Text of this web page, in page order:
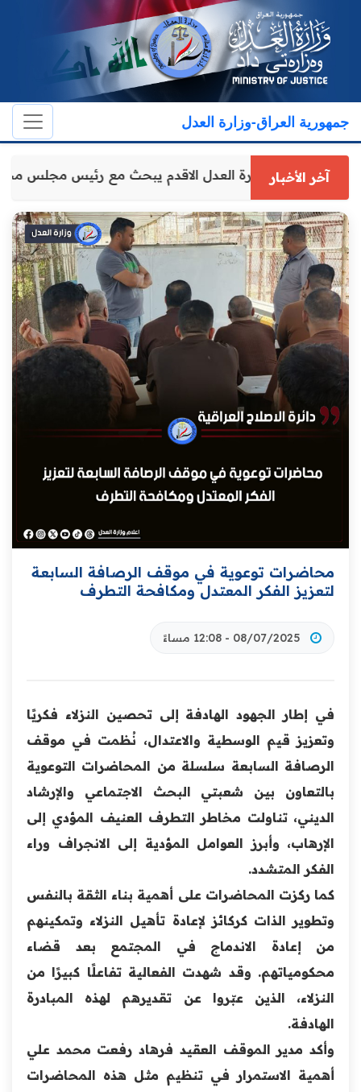
جمهورية العراق-وزارة العدل
آخر الأخباروكيل وزارة العدل الاقدم يبحث مع رئيس مجلس
محاضرات توعوية في موقف الرصافة السابعة
لتعزيز الفكر المعتدل ومكافحة التطرف
08/07/2025 - 12:08 مساءً
في إطار الجهود الهادفة إلى تحصين النزلاء فكريًا
وتعزيز قيم الوسطية والاعتدال، نُظمت في موقف
الرصافة السابعة سلسلة من المحاضرات التوعوية
بالتعاون بين شعبتي البحث الاجتماعي والإرشاد
الديني، تناولت مخاطر التطرف العنيف المؤدي إلى
الإرهاب، وأبرز العوامل المؤدية إلى الانجراف وراء
الفكر المتشدد.
كما ركزت المحاضرات على أهمية بناء الثقة بالنفس
وتطوير الذات كركائز لإعادة تأهيل النزلاء وتمكينهم
من إعادة الاندماج في المجتمع بعد قضاء
محكومياتهم. وقد شهدت الفعالية تفاعلًا كبيرًا من
النزلاء، الذين عبّروا عن تقديرهم لهذه المبادرة
الهادفة.
وأكد مدير الموقف العقيد فرهاد رفعت محمد علي
أهمية الاستمرار في تنظيم مثل هذه المحاضرات